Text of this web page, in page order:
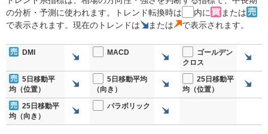
の分析・予測に使われます。トレンド転換時は
内に
または
で表示されます。現在のトレンドは
または で表示されます。
DMI MACD
ゴールデン
クロス
5日移動平
均（位置）
5日移動平均
（向き）
25日移動平
均（位置）
25日移動平
均（向き）
パラボリック